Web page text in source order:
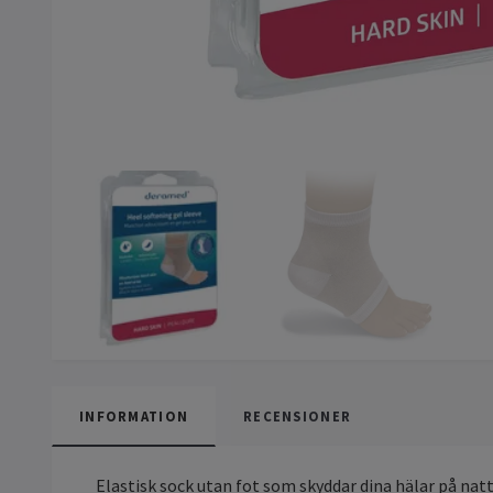
INFORMATION RECENSIONER
Elastisk sock utan fot som skyddar dina hälar på